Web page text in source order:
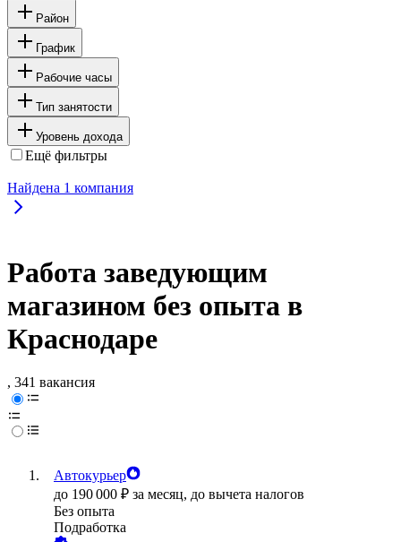
Район
График
Рабочие часы
Тип занятости
Уровень дохода
Ещё фильтры
Найдена 1 компания
Работа заведующим
магазином без опыта в
Краснодаре
, 341 вакансия
Автокурьер
до 190 000 ₽ за месяц, до вычета налогов
Без опыта
Подработка